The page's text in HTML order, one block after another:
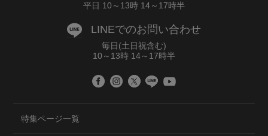
平日 10～13時 14～17時半
LINEでのお問い合わせ
毎日(土日祝含む)
10～13時 14～17時半
特集ページ一覧